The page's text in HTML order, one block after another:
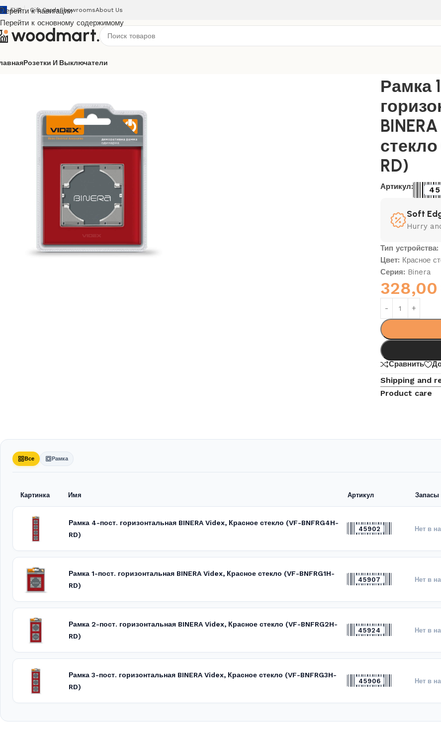
Перейти к навигации
Перейти к основному содержимому
EUR Gift CardsShowroomsAbout Us
Розетки И Выключатели
Рамка 1-пост.
Рамка
стекло
RD)
Артикул:
Soft
Hurry
Тип устройства:
Цвет: Красное
Серия: Binera
328,00
Сравнить
Shipping and
Product care
Все Рамка
Картинка Имя Артикул Запасы
Рамка 4-пост. горизонтальная BINERA Videx, Красное стекло (VF-BNFRG4H-
RD)
45902 Нет в
Рамка 1-пост. горизонтальная BINERA Videx, Красное стекло (VF-BNFRG1H-
RD)
45907 Нет в
Рамка 2-пост. горизонтальная BINERA Videx, Красное стекло (VF-BNFRG2H-
RD)
45924 Нет в
Рамка 3-пост. горизонтальная BINERA Videx, Красное стекло (VF-BNFRG3H-
RD)
45906 Нет в